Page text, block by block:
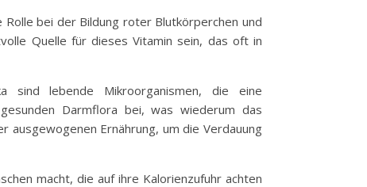
bei der Bildung roter Blutkörperchen und
Quelle für dieses Vitamin sein, das oft in
sind lebende Mikroorganismen, die eine
Darmflora bei, was wiederum das
ausgewogenen Ernährung, um die Verdauung
macht, die auf ihre Kalorienzufuhr achten